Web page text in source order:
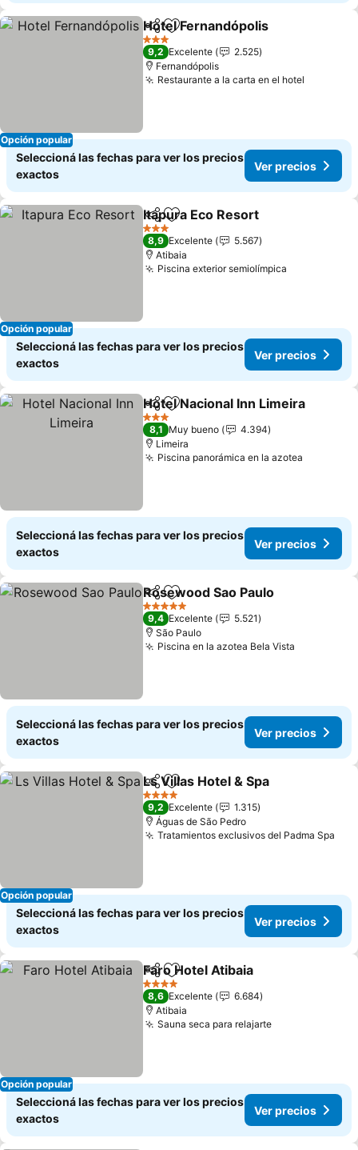
Opción popular
CompartirAñadir a favoritos
Hotel Fernandópolis
3 Estrellas
9,2 Excelente
2.525
Fernandópolis
Restaurante a la carta en el hotel
Seleccioná las fechas para ver los precios
exactos
Ver precios
Opción popular
CompartirAñadir a favoritos
Itapura Eco Resort
3 Estrellas
8,9 Excelente
5.567
Atibaia
Piscina exterior semiolímpica
Seleccioná las fechas para ver los precios
exactos
Ver precios
CompartirAñadir a favoritos
Hotel Nacional Inn Limeira
3 Estrellas
8,1 Muy bueno
4.394
Limeira
Piscina panorámica en la azotea
Seleccioná las fechas para ver los precios
exactos
Ver precios
CompartirAñadir a favoritos
Rosewood Sao Paulo
5 Estrellas
9,4 Excelente
5.521
São Paulo
Piscina en la azotea Bela Vista
Seleccioná las fechas para ver los precios
exactos
Ver precios
Opción popular
CompartirAñadir a favoritos
Ls Villas Hotel & Spa
4 Estrellas
9,2 Excelente
1.315
Águas de São Pedro
Tratamientos exclusivos del Padma Spa
Seleccioná las fechas para ver los precios
exactos
Ver precios
Opción popular
CompartirAñadir a favoritos
Faro Hotel Atibaia
4 Estrellas
8,6 Excelente
6.684
Atibaia
Sauna seca para relajarteVer precios
Seleccioná las fechas para ver los precios
exactos
Ver precios